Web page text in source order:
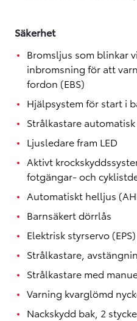
Säkerhet
Bromsljus som blinkar
inbromsning för att
fordon (EBS)
Hjälpsystem för start i
Strålkastare
Ljusledare fram LED
Aktivt
fotgängar- och
Automatiskt helljus
Barnsäkert dörrlås
Elektrisk styrservo (EPS)
Strålkastare,
Strålkastare med
Varning kvarglömd
Nackskydd bak, 2